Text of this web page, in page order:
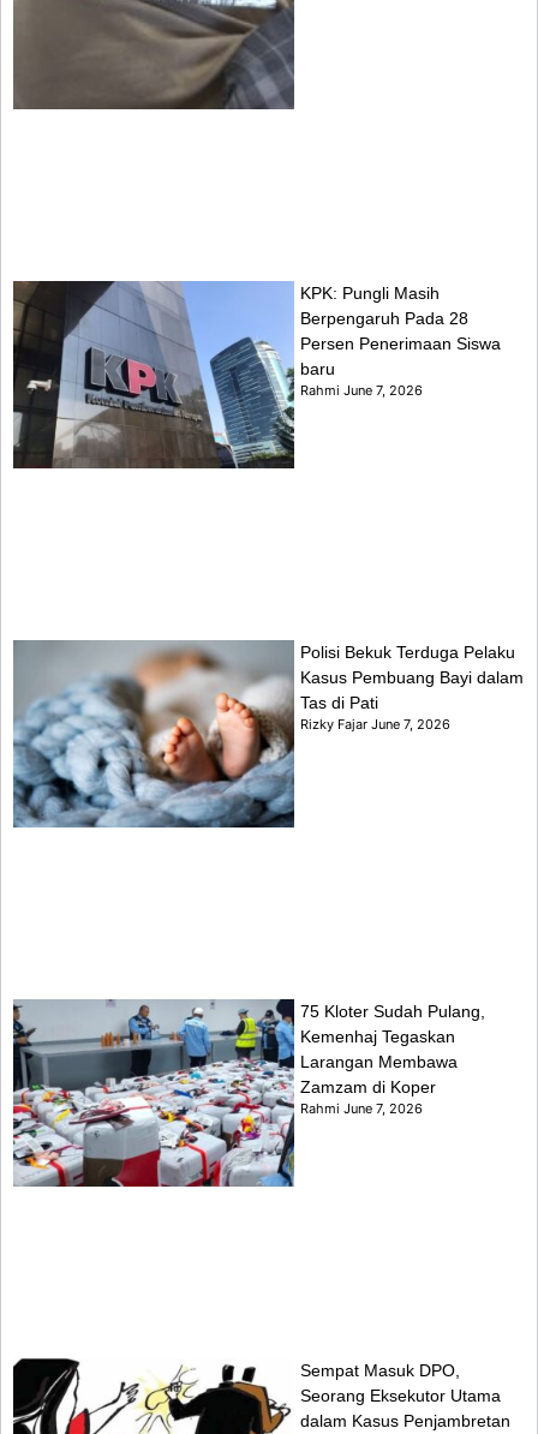
KPK: Pungli Masih
Berpengaruh Pada 28
Persen Penerimaan Siswa
baru
RahmiJune 7, 2026
Polisi Bekuk Terduga Pelaku
Kasus Pembuang Bayi dalam
Tas di Pati
Rizky FajarJune 7, 2026
75 Kloter Sudah Pulang,
Kemenhaj Tegaskan
Larangan Membawa
Zamzam di Koper
RahmiJune 7, 2026
Sempat Masuk DPO,
Seorang Eksekutor Utama
dalam Kasus Penjambretan